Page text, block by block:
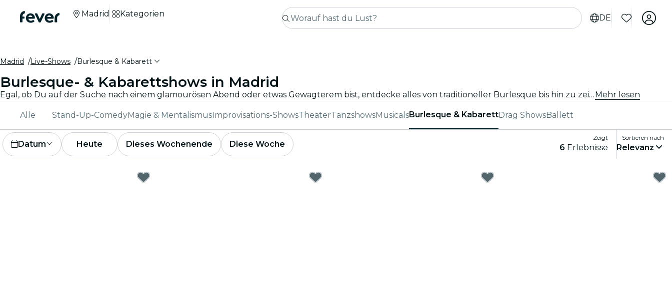
DE
Madrid Kategorien
Madrid Live-Shows Burlesque & Kabarett
Burlesque- & Kabarettshows in Madrid
Egal, ob Du auf der Suche nach einem glamourösen Abend oder etwas Gewagterem bist, entdecke alles von traditioneller Burlesque bis hin zu zeitgenössischen Kabarettshows in Madrid, und genieße ein einzigartiges und unterhaltsames Erlebnis.Mehr lesen
Alle Stand-Up-ComedyMagie & MentalismusImprovisations-ShowsTheaterTanzshowsMusicalsBurlesque & KabarettDrag ShowsBallett
Datum Heute Dieses Wochenende Diese Woche
Zeigt
6 Erlebnisse
Sortieren nach
Relevanz